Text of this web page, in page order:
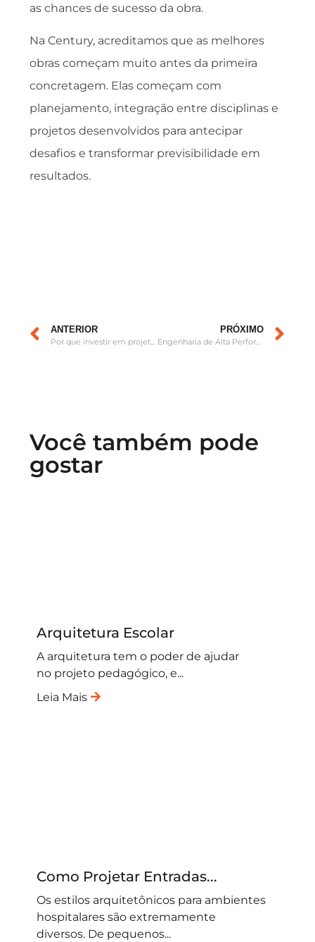
as chances de sucesso da obra.
Na Century, acreditamos que as melhores
obras começam muito antes da primeira
concretagem. Elas começam com
planejamento, integração entre disciplinas e
projetos desenvolvidos para antecipar
desafios e transformar previsibilidade em
resultados.
ANTERIOR
Por que investir em projetos em BIM mesmo quando não é obrigatório?
PRÓXIMO
Engenharia de Alta Performance: O Impacto da Liderança Técnica em Obras Industriais
Você também pode
gostar
Arquitetura Escolar
A arquitetura tem o poder de ajudar
no projeto pedagógico, e...
Leia Mais
Como Projetar Entradas...
Os estilos arquitetônicos para ambientes
hospitalares são extremamente
diversos. De pequenos...